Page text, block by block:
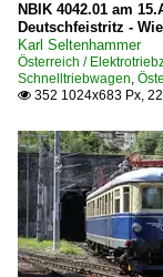
NBIK 4042.01 am
Deutschfeistritz -
Karl Seltenhammer
Österreich /
Schnelltriebwagen,
 352 1024x683 Px,